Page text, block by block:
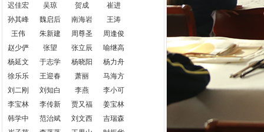
迟佳宏
吴琼 贺成
崔进
孙其峰
魏启后 南海岩
王涛
王伟
朱新建 周尊圣
周逢俊
赵少俨
张望 张立辰
喻继高
杨延文
于志学 杨晓阳
杨力舟
徐乐乐
王迎春 萧丽
马海方
刘二刚
刘知白 李燕
李小可
李宝林
李传新 贾又福
姜宝林
韩学中
范治斌 刘文西
吉瑞森